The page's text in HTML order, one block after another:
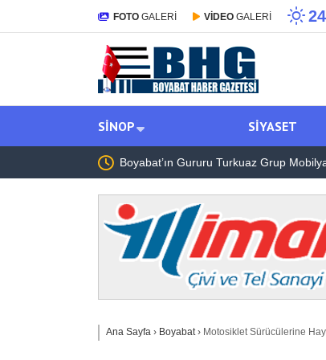
FOTO GALERİ VİDEO GALERİ
SINOP SIYASET
Komşu İlçesi 7 Boyabat’ın Gururu Turkuaz Grup
Ana Sayfa › Boyabat› Motosiklet Sürücülerine